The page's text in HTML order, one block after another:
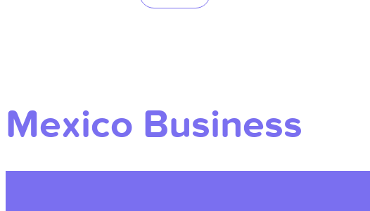
Mexico Business